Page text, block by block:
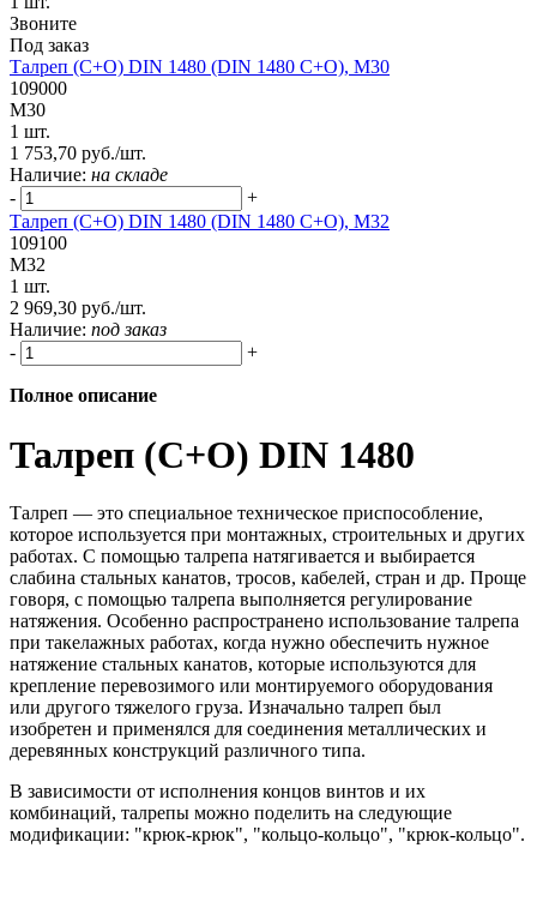
Звоните
Под заказ
Талреп (С+О) DIN 1480 (DIN 1480 C+O), М30
109000
М30
1 шт.
1 753,70 руб./шт.
Наличие: на складе
-
+
Талреп (С+О) DIN 1480 (DIN 1480 C+O), М32
109100
М32
1 шт.
2 969,30 руб./шт.
Наличие: под заказ
-
+
Полное описание
Талреп (С+О) DIN 1480
Талреп — это специальное техническое приспособление,
которое используется при монтажных, строительных и других
работах. С помощью талрепа натягивается и выбирается
слабина стальных канатов, тросов, кабелей, стран и др. Проще
говоря, с помощью талрепа выполняется регулирование
натяжения. Особенно распространено использование талрепа
при такелажных работах, когда нужно обеспечить нужное
натяжение стальных канатов, которые используются для
крепление перевозимого или монтируемого оборудования
или другого тяжелого груза. Изначально талреп был
изобретен и применялся для соединения металлических и
деревянных конструкций различного типа.
В зависимости от исполнения концов винтов и их
комбинаций, талрепы можно поделить на следующие
модификации: "крюк-крюк", "кольцо-кольцо", "крюк-кольцо".